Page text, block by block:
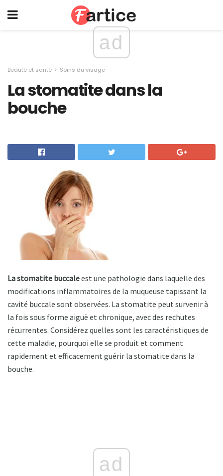
ad
Beauté et santé Soins du visage
La stomatite dans la
bouche
La stomatite buccaleest une pathologie dans laquelle des
modifications inflammatoires de la muqueuse tapissant la
cavité buccale sont observées. La stomatite peut survenir à
la fois sous forme aiguë et chronique, avec des rechutes
récurrentes. Considérez quelles sont les caractéristiques de
cette maladie, pourquoi elle se produit et comment
rapidement et efficacement guérir la stomatite dans la
bouche.
ad